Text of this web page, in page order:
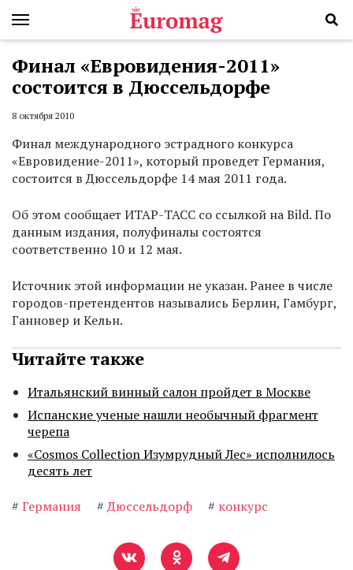
Финал «Евровидения-2011»
состоится в Дюссельдорфе
8 октября 2010
Финал международного эстрадного конкурса
«Евровидение-2011», который проведет Германия,
состоится в Дюссельдорфе 14 мая 2011 года.
Об этом сообщает ИТАР-ТАСС со ссылкой на Bild. По
данным издания, полуфиналы состоятся
соответственно 10 и 12 мая.
Источник этой информации не указан. Ранее в числе
городов-претендентов назывались Берлин, Гамбург,
Ганновер и Кельн.
Читайте также
Итальянский винный салон пройдет в Москве
Испанские ученые нашли необычный фрагмент
черепа
«Cosmos Collection Изумрудный Лес» исполнилось
десять лет
# Германия # Дюссельдорф # конкурс